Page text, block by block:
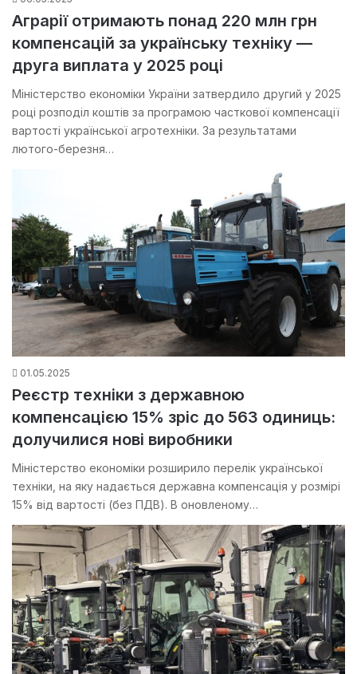
Аграрії отримають понад 220 млн грн
компенсацій за українську техніку —
друга виплата у 2025 році
Міністерство економіки України затвердило другий у 2025
році розподіл коштів за програмою часткової компенсації
вартості української агротехніки. За результатами
лютого-березня…
01.05.2025
Реєстр техніки з державною
компенсацією 15% зріс до 563 одиниць:
долучилися нові виробники
Міністерство економіки розширило перелік української
техніки, на яку надається державна компенсація у розмірі
15% від вартості (без ПДВ). В оновленому…